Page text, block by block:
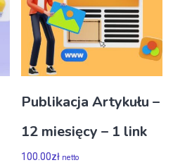
Publikacja Artykułu –
12 miesięcy – 1 link
100.00zł netto